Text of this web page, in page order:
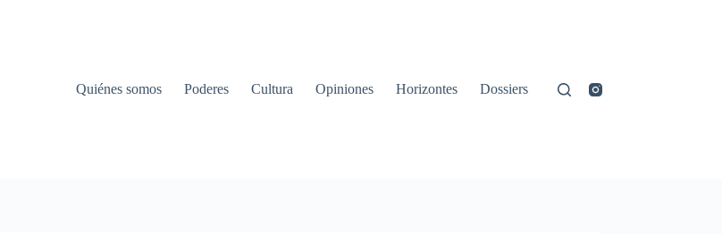
Quiénes somos Poderes Cultura Opiniones Horizontes Dossiers